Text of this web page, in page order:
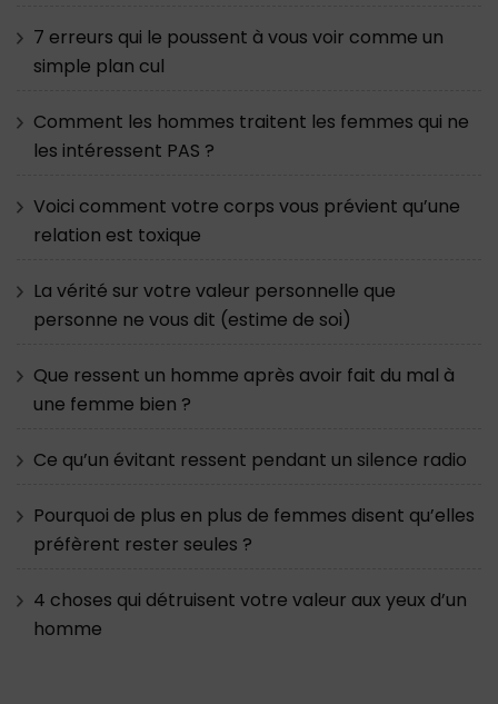
7 erreurs qui le poussent à vous voir comme un
simple plan cul
Comment les hommes traitent les femmes qui ne
les intéressent PAS ?
Voici comment votre corps vous prévient qu’une
relation est toxique
La vérité sur votre valeur personnelle que
personne ne vous dit (estime de soi)
Que ressent un homme après avoir fait du mal à
une femme bien ?
Ce qu’un évitant ressent pendant un silence radio
Pourquoi de plus en plus de femmes disent qu’elles
préfèrent rester seules ?
4 choses qui détruisent votre valeur aux yeux d’un
homme